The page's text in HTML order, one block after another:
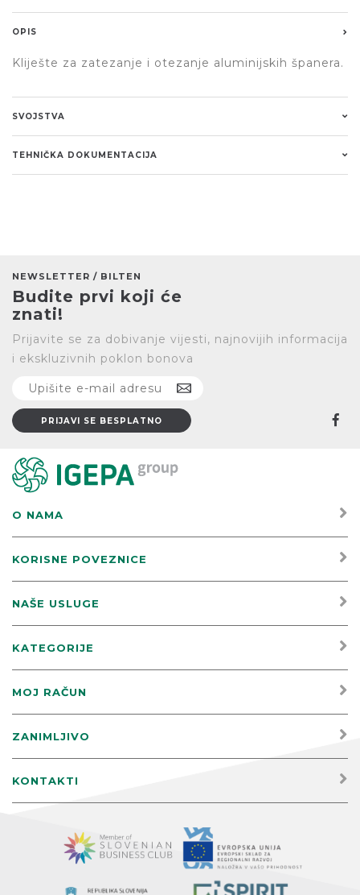
OPIS
Kliješte za zatezanje i otezanje aluminijskih španera.
SVOJSTVA
TEHNIČKA DOKUMENTACIJA
NEWSLETTER / BILTEN
Budite prvi koji će
znati!
Prijavite se za dobivanje vijesti, najnovijih informacija
i ekskluzivnih poklon bonova
O NAMA
KORISNE POVEZNICE
NAŠE USLUGE
KATEGORIJE
MOJ RAČUN
ZANIMLJIVO
KONTAKTI